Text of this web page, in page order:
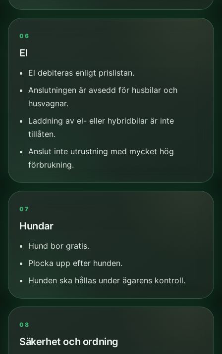
06
El
El debiteras enligt prislistan.
Anslutningen är avsedd för husbilar och
husvagnar.
Laddning av el- eller hybridbilar är inte
tillåten.
Anslut inte utrustning med mycket hög
förbrukning.
07
Hundar
Hund bor gratis.
Plocka upp efter hunden.
Hunden ska hållas under ägarens kontroll.
08
Säkerhet och ordning